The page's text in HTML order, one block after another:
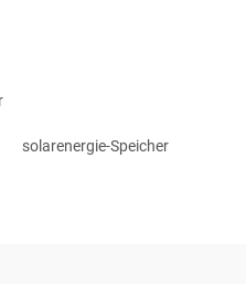
solarenergie-Speicher